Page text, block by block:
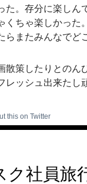
た。存分に楽し
くちゃ楽しかっ
またみんなでど
散策したりとの
レッシュ出来たし
社員旅